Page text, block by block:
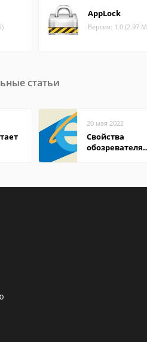
AppLock
Версия: 1.0 (2.97
статьи
20 мая 2022
Свойства
обозревателя